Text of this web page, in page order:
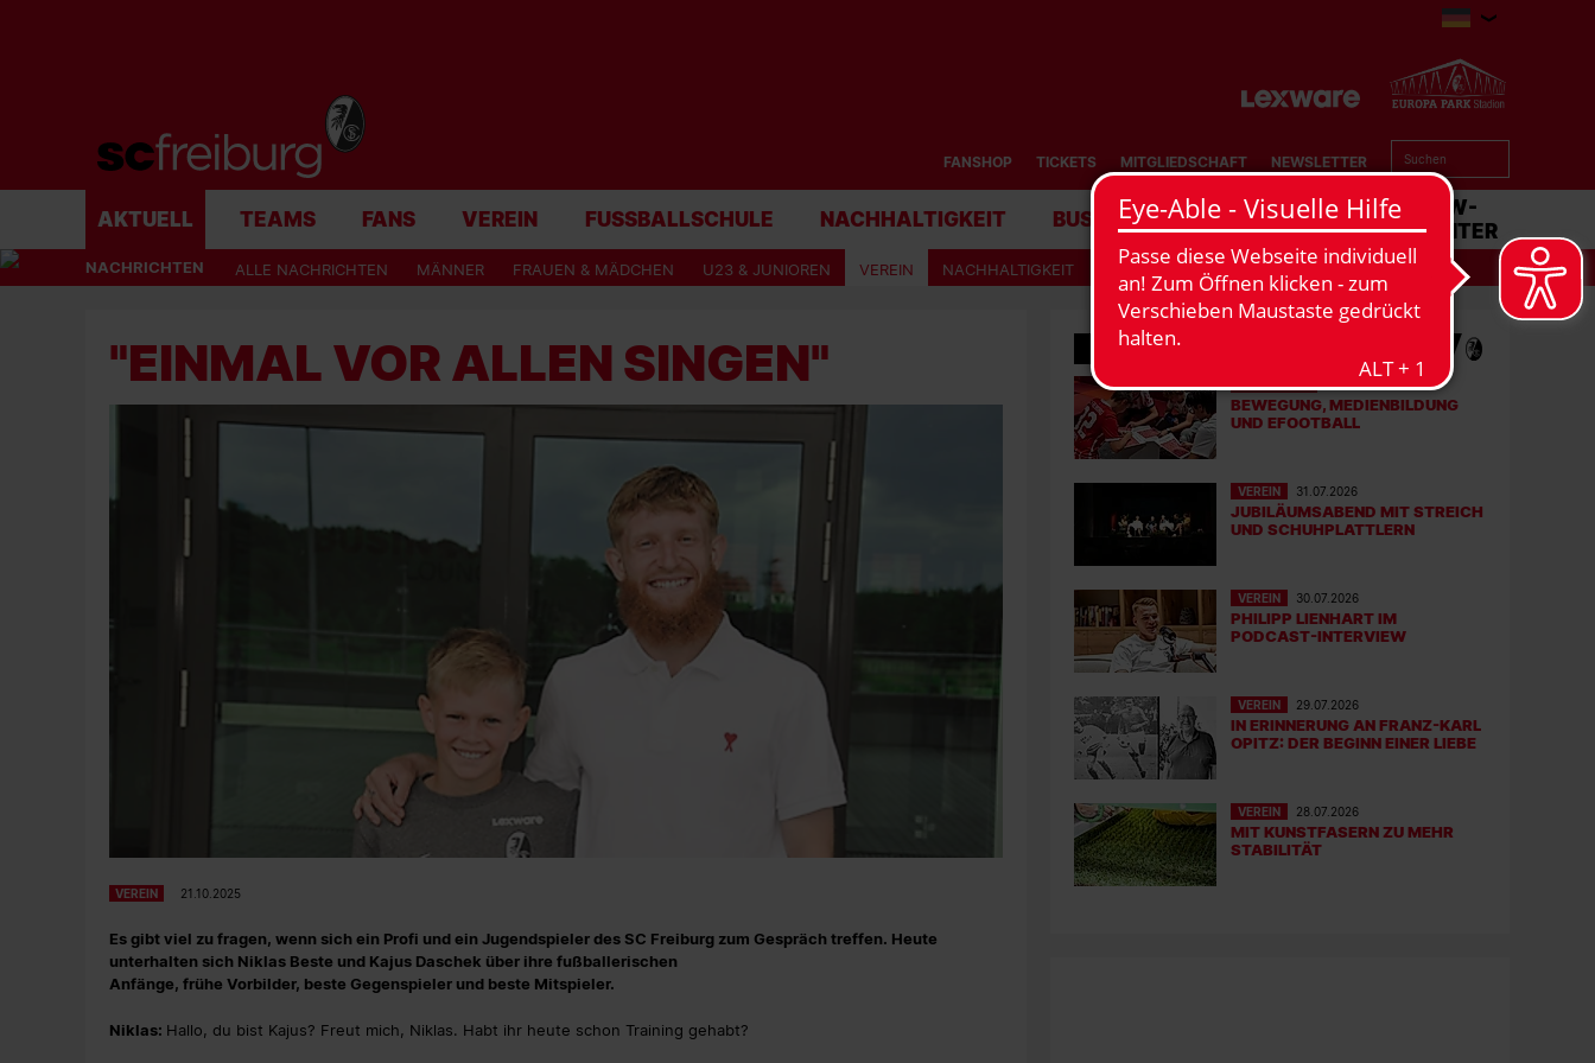
FANSHOP TICKETS MITGLIEDSCHAFT NEWSLETTER
AKTUELL TEAMS FANS VEREIN FUSSBALLSCHULE NACHHALTIGKEIT BUSINESS STADION MATCHCENTER
NACHRICHTEN ALLE NACHRICHTEN MÄNNER FRAUEN & MÄDCHEN U23 & JUNIOREN VEREIN NACHHALTIGKEIT
"EINMAL VOR ALLEN SINGEN"
VEREIN 21.10.2025
Es gibt viel zu fragen, wenn sich ein Profi und ein Jugendspieler des SC Freiburg zum Gespräch treffen. Heute
unterhalten sich Niklas Beste und Kajus Daschek über ihre fußballerischen
Anfänge, frühe Vorbilder, beste Gegenspieler und beste Mitspieler.
Niklas: Hallo, du bist Kajus? Freut mich, Niklas. Habt ihr heute schon Training gehabt?
EFOOTBALL 06.08.2026
BEWEGUNG, MEDIENBILDUNG
UND EFOOTBALL
VEREIN 31.07.2026
JUBILÄUMSABEND MIT STREICH
UND SCHUHPLATTLERN
VEREIN 30.07.2026
PHILIPP LIENHART IM
PODCAST-INTERVIEW
VEREIN 29.07.2026
IN ERINNERUNG AN FRANZ-KARL
OPITZ: DER BEGINN EINER LIEBE
VEREIN 28.07.2026
MIT KUNSTFASERN ZU MEHR
STABILITÄT